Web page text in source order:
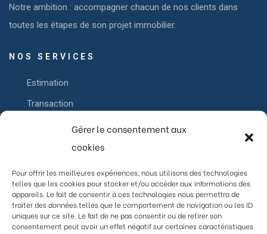
Gérer le consentement aux
cookies
Pour offrir les meilleures expériences, nous utilisons des technologies
telles que les cookies pour stocker et/ou accéder aux informations des
appareils. Le fait de consentir à ces technologies nous permettra de
traiter des données telles que le comportement de navigation ou les ID
uniques sur ce site. Le fait de ne pas consentir ou de retirer son
consentement peut avoir un effet négatif sur certaines caractéristiques
Notre ambition : accompagner chacun de nos clients dans
toutes les étapes de son projet immobilier.
NOS SERVICES
Estimation
Transaction
Mise en location
Gestion locative
LIENS
Accueil